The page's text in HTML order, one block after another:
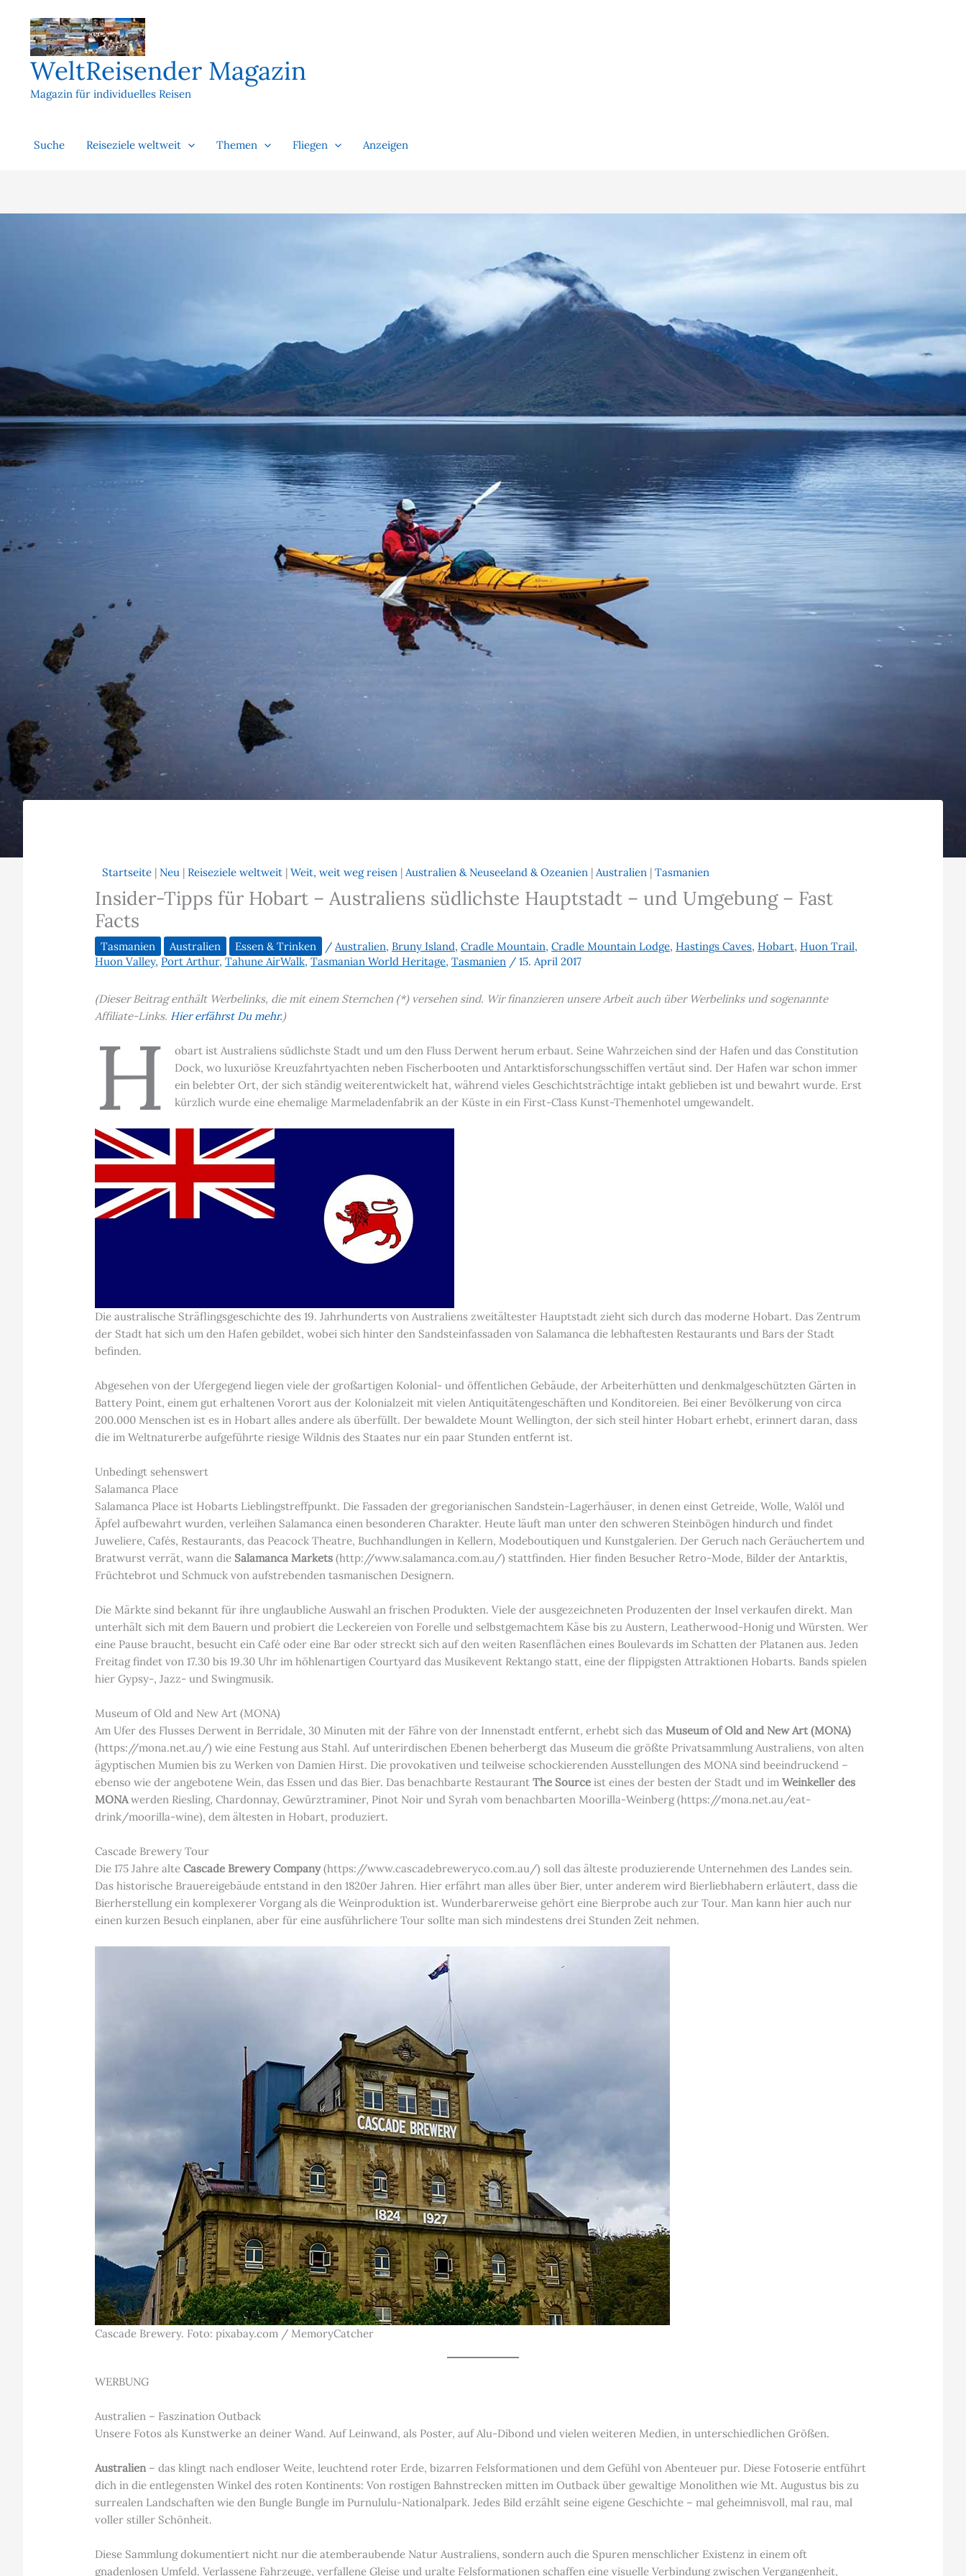
springen
WeltReisender Magazin
Magazin für individuelles Reisen
Suche Reiseziele weltweit Themen Fliegen Anzeigen
Startseite | Neu | Reiseziele weltweit |Weit, weit weg reisen |Australien & Neuseeland & Ozeanien |Australien |Tasmanien
Insider-Tipps für Hobart – Australiens südlichste Hauptstadt – und Umgebung – Fast
Facts
Tasmanien Australien Essen & Trinken /Australien, Bruny Island,Cradle Mountain,Cradle Mountain Lodge, Hastings Caves, Hobart, Huon Trail,
Huon Valley, Port Arthur,Tahune AirWalk,Tasmanian World Heritage,Tasmanien /15. April 2017
(Dieser Beitrag enthält Werbelinks, die mit einem Sternchen (*) versehen sind. Wir finanzieren unsere Arbeit auch über Werbelinks und sogenannte
Affiliate-Links. Hier erfährst Du mehr.)
H
obart ist Australiens südlichste Stadt und um den Fluss Derwent herum erbaut. Seine Wahrzeichen sind der Hafen und das Constitution
Dock, wo luxuriöse Kreuzfahrtyachten neben Fischerbooten und Antarktisforschungsschiffen vertäut sind. Der Hafen war schon immer
ein belebter Ort, der sich ständig weiterentwickelt hat, während vieles Geschichtsträchtige intakt geblieben ist und bewahrt wurde. Erst
kürzlich wurde eine ehemalige Marmeladenfabrik an der Küste in ein First-Class Kunst-Themenhotel umgewandelt.
Die australische Sträflingsgeschichte des 19. Jahrhunderts von Australiens zweitältester Hauptstadt zieht sich durch das moderne Hobart. Das Zentrum
der Stadt hat sich um den Hafen gebildet, wobei sich hinter den Sandsteinfassaden von Salamanca die lebhaftesten Restaurants und Bars der Stadt
befinden.
Abgesehen von der Ufergegend liegen viele der großartigen Kolonial- und öffentlichen Gebäude, der Arbeiterhütten und denkmalgeschützten Gärten in
Battery Point, einem gut erhaltenen Vorort aus der Kolonialzeit mit vielen Antiquitätengeschäften und Konditoreien. Bei einer Bevölkerung von circa
200.000 Menschen ist es in Hobart alles andere als überfüllt. Der bewaldete Mount Wellington, der sich steil hinter Hobart erhebt, erinnert daran, dass
die im Weltnaturerbe aufgeführte riesige Wildnis des Staates nur ein paar Stunden entfernt ist.
Unbedingt sehenswert
Salamanca Place
Salamanca Place ist Hobarts Lieblingstreffpunkt. Die Fassaden der gregorianischen Sandstein-Lagerhäuser, in denen einst Getreide, Wolle, Walöl und
Äpfel aufbewahrt wurden, verleihen Salamanca einen besonderen Charakter. Heute läuft man unter den schweren Steinbögen hindurch und findet
Juweliere, Cafés, Restaurants, das Peacock Theatre, Buchhandlungen in Kellern, Modeboutiquen und Kunstgalerien. Der Geruch nach Geräuchertem und
Bratwurst verrät, wann die Salamanca Markets (http://www.salamanca.com.au/) stattfinden. Hier finden Besucher Retro-Mode, Bilder der Antarktis,
Früchtebrot und Schmuck von aufstrebenden tasmanischen Designern.
Die Märkte sind bekannt für ihre unglaubliche Auswahl an frischen Produkten. Viele der ausgezeichneten Produzenten der Insel verkaufen direkt. Man
unterhält sich mit dem Bauern und probiert die Leckereien von Forelle und selbstgemachtem Käse bis zu Austern, Leatherwood-Honig und Würsten. Wer
eine Pause braucht, besucht ein Café oder eine Bar oder streckt sich auf den weiten Rasenflächen eines Boulevards im Schatten der Platanen aus. Jeden
Freitag findet von 17.30 bis 19.30 Uhr im höhlenartigen Courtyard das Musikevent Rektango statt, eine der flippigsten Attraktionen Hobarts. Bands spielen
hier Gypsy-, Jazz- und Swingmusik.
Museum of Old and New Art (MONA)
Am Ufer des Flusses Derwent in Berridale, 30 Minuten mit der Fähre von der Innenstadt entfernt, erhebt sich dasMuseum of Old and New Art (MONA)
(https://mona.net.au/) wie eine Festung aus Stahl. Auf unterirdischen Ebenen beherbergt das Museum die größte Privatsammlung Australiens, von alten
ägyptischen Mumien bis zu Werken von Damien Hirst. Die provokativen und teilweise schockierenden Ausstellungen des MONA sind beeindruckend –
ebenso wie der angebotene Wein, das Essen und das Bier. Das benachbarte RestaurantThe Source ist eines der besten der Stadt und imWeinkeller des
MONAwerden Riesling, Chardonnay, Gewürztraminer, Pinot Noir und Syrah vom benachbarten Moorilla-Weinberg (https://mona.net.au/eat-
drink/moorilla-wine), dem ältesten in Hobart, produziert.
Cascade Brewery Tour
Die 175 Jahre alteCascade Brewery Company(https://www.cascadebreweryco.com.au/) soll das älteste produzierende Unternehmen des Landes sein.
Das historische Brauereigebäude entstand in den 1820er Jahren. Hier erfährt man alles über Bier, unter anderem wird Bierliebhabern erläutert, dass die
Bierherstellung ein komplexerer Vorgang als die Weinproduktion ist. Wunderbarerweise gehört eine Bierprobe auch zur Tour. Man kann hier auch nur
einen kurzen Besuch einplanen, aber für eine ausführlichere Tour sollte man sich mindestens drei Stunden Zeit nehmen.
Cascade Brewery. Foto: pixabay.com / MemoryCatcher
WERBUNG
Australien – Faszination Outback
Unsere Fotos als Kunstwerke an deiner Wand. Auf Leinwand, als Poster, auf Alu-Dibond und vielen weiteren Medien, in unterschiedlichen Größen.
Australien– das klingt nach endloser Weite, leuchtend roter Erde, bizarren Felsformationen und dem Gefühl von Abenteuer pur. Diese Fotoserie entführt
dich in die entlegensten Winkel des roten Kontinents: Von rostigen Bahnstrecken mitten im Outback über gewaltige Monolithen wie Mt. Augustus bis zu
surrealen Landschaften wie den Bungle Bungle im Purnululu-Nationalpark. Jedes Bild erzählt seine eigene Geschichte – mal geheimnisvoll, mal rau, mal
voller stiller Schönheit.
Diese Sammlung dokumentiert nicht nur die atemberaubende Natur Australiens, sondern auch die Spuren menschlicher Existenz in einem oft
gnadenlosen Umfeld. Verlassene Fahrzeuge, verfallene Gleise und uralte Felsformationen schaffen eine visuelle Verbindung zwischen Vergangenheit,